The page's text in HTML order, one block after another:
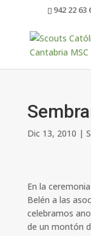
942 22 63
Dic 13, 2010 |
En la
Belén a las
celebramos
de un montón